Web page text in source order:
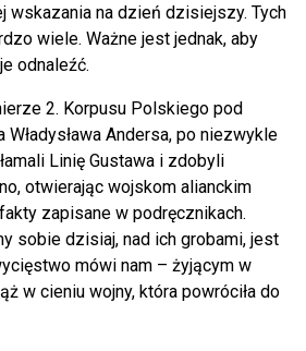
wskazania na dzień dzisiejszy. Tych
wiele. Ważne jest jednak, aby
odnaleźć.
2. Korpusu Polskiego pod
Andersa, po niezwykle
Linię Gustawa i zdobyli
otwierając wojskom alianckim
zapisane w podręcznikach.
sobie dzisiaj, nad ich grobami, jest
mówi nam – żyjącym w
w cieniu wojny, która powróciła do